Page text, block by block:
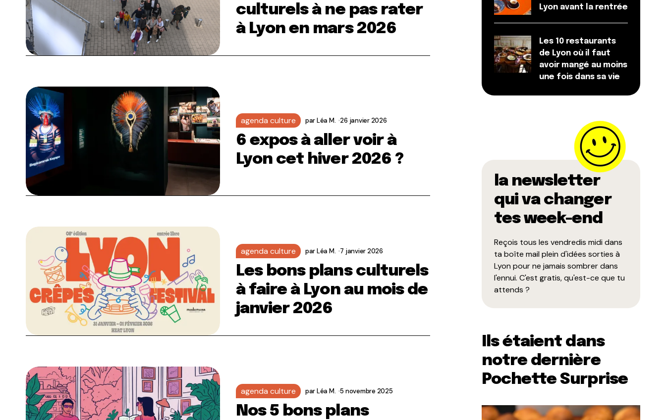
culturels à ne pas rater
à Lyon en mars 2026
agenda culture parLéa M. 26 janvier 2026
6 expos à aller voir à
Lyon cet hiver 2026 ?
agenda culture parLéa M. 7 janvier 2026
Les bons plans culturels
à faire à Lyon au mois de
janvier 2026
agenda culture parLéa M. 5 novembre 2025
Nos 5 bons plans
Lyon avant la rentrée
Les 10 restaurants
de Lyon où il faut
avoir mangé au moins
une fois dans sa vie
la newsletter
qui va changer
tes week-end
Reçois tous les vendredis midi dans
ta boîte mail plein d'idées sorties à
Lyon pour ne jamais sombrer dans
l'ennui. C'est gratis, qu'est-ce que tu
attends ?
Ils étaient dans
notre dernière
Pochette Surprise